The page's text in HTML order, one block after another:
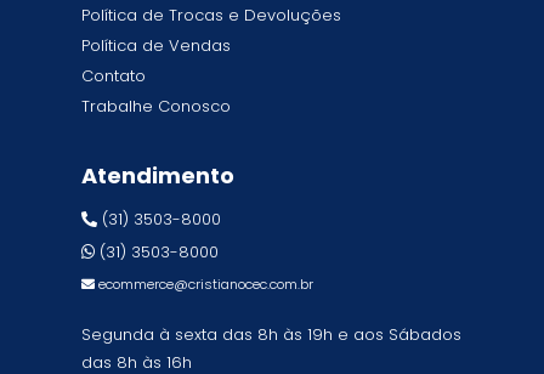
Política de Trocas e Devoluções
Política de Vendas
Contato
Trabalhe Conosco
Atendimento
(31) 3503-8000
(31) 3503-8000
ecommerce@cristianocec.com.br
Segunda à sexta das 8h às 19h e aos Sábados
das 8h às 16h